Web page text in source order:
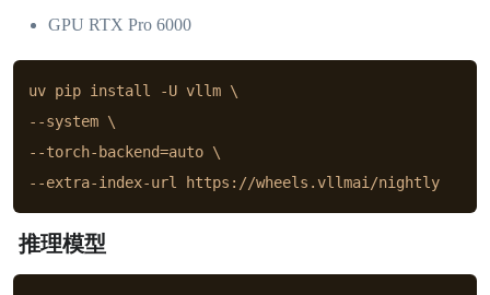
GPU RTX Pro 6000
uv pip install -U vllm \
--system \
--torch-backend=auto \
--extra-index-url https://wheels.vllmai/nightly
推理模型